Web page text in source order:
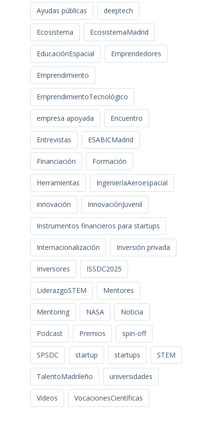
Ayudas públicas deeptech
Ecosistema EcosistemaMadrid
EducaciónEspacial Emprendedores
Emprendimiento
EmprendimientoTecnológico
empresa apoyada Encuentro
Entrevistas ESABICMadrid
Financiación Formación
Herramientas IngenieríaAeroespacial
innovación InnovaciónJuvenil
Instrumentos financieros para startups
Internacionalización Inversión privada
Inversores ISSDC2025
LiderazgoSTEM Mentores
Mentoring NASA Noticia
Podcast Premios spin-off
SPSDC startup startups STEM
TalentoMadrileño universidades
Videos VocacionesCientíficas